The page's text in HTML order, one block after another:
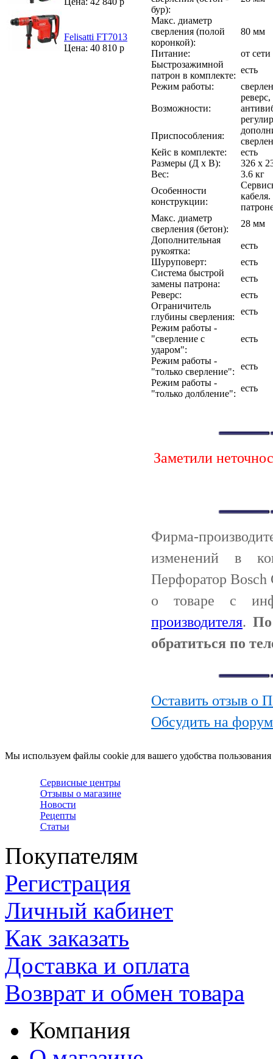
Felisatti FT7013
Цена: 40 810 р
бур):
Макс. диаметр
сверления (полой
коронкой):
80 мм
Питание:
от сети
Быстрозажимной
патрон в комплекте:
есть
Режим работы:
Возможности:
Приспособления:
Кейс в комплекте:
есть
Размеры (Д х В):
326 x
Вес:
3.6 кг
Особенности
конструкции:
Макс. диаметр
сверления (бетон):
28 мм
Дополнительная
рукоятка:
есть
Шуруповерт:
есть
Система быстрой
замены патрона:
есть
Реверс:
есть
Ограничитель
глубины сверления:
есть
Режим работы -
"сверление с
ударом":
есть
Режим работы -
"только сверление":
есть
Режим работы -
"только долбление":
есть
Заметили
Фирма-
изменений в
Перфоратор
о товаре с
производителя.
обратиться по
Оставить отзыв о
Обсудить на
Мы используем файлы cookie для вашего удобства
Сервисные центры
Отзывы о магазине
Новости
Рецепты
Статьи
Покупателям
Регистрация
Личный кабинет
Как заказать
Доставка и оплата
Возврат и обмен товара
Компания